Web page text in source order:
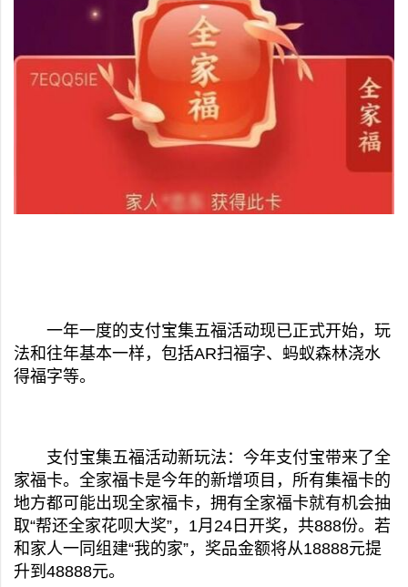
一年一度的支付宝集五福活动现已正式开始，玩
法和往年基本一样，包括AR扫福字、蚂蚁森林浇水
得福字等。
支付宝集五福活动新玩法：今年支付宝带来了全
家福卡。全家福卡是今年的新增项目，所有集福卡的
地方都可能出现全家福卡，拥有全家福卡就有机会抽
取“帮还全家花呗大奖”，1月24日开奖，共888份。若
和家人一同组建“我的家”，奖品金额将从18888元提
升到48888元。